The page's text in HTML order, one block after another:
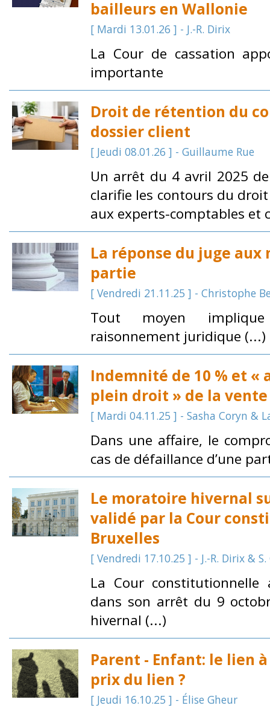
bailleurs en Wallonie
[ Mardi 13.01.26 ] - J.-R. Dirix
La Cour de cassation
importante
Droit de rétention du
dossier client
[ Jeudi 08.01.26 ] - Guillaume Rue
Un arrêt du 4 avril 2025
clarifie les contours du
aux experts-comptables et
La réponse du juge aux
partie
[ Vendredi 21.11.25 ] - Christophe
Tout moyen
raisonnement juridique (...)
Indemnité de 10 % et «
plein droit » de la vente
[ Mardi 04.11.25 ] - Sasha Coryn &
Dans une affaire, le
cas de défaillance d’une
Le moratoire hivernal
validé par la Cour
Bruxelles
[ Vendredi 17.10.25 ] - J.-R. Dirix &
La Cour constitutionnelle
dans son arrêt du 9
hivernal (...)
Parent - Enfant: le lien
prix du lien ?
[ Jeudi 16.10.25 ] - Élise Gheur